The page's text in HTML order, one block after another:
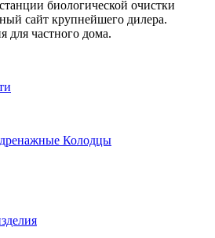
биологической очистки
сайт крупнейшего дилера.
для частного дома.
Колодцы